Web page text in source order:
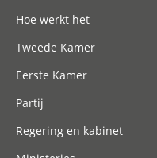
Hoe werkt het
Tweede Kamer
Eerste Kamer
Partij
Regering en kabinet